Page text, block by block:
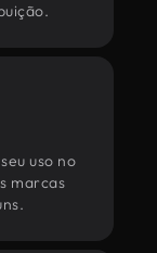
uso no
marcas